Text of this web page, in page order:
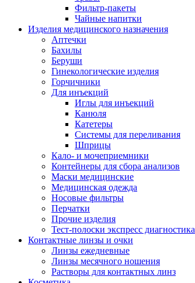
Фильтр-пакеты
Чайные напитки
Изделия медицинского назначения
Аптечки
Бахилы
Беруши
Гинекологические изделия
Горчичники
Для инъекций
Иглы для инъекций
Канюля
Катетеры
Системы для переливания
Шприцы
Кало- и мочеприемники
Контейнеры для сбора анализов
Маски медицинские
Медицинская одежда
Носовые фильтры
Перчатки
Прочие изделия
Тест-полоски экспресс диагностика
Контактные линзы и очки
Линзы ежедневные
Линзы месячного ношения
Растворы для контактных линз